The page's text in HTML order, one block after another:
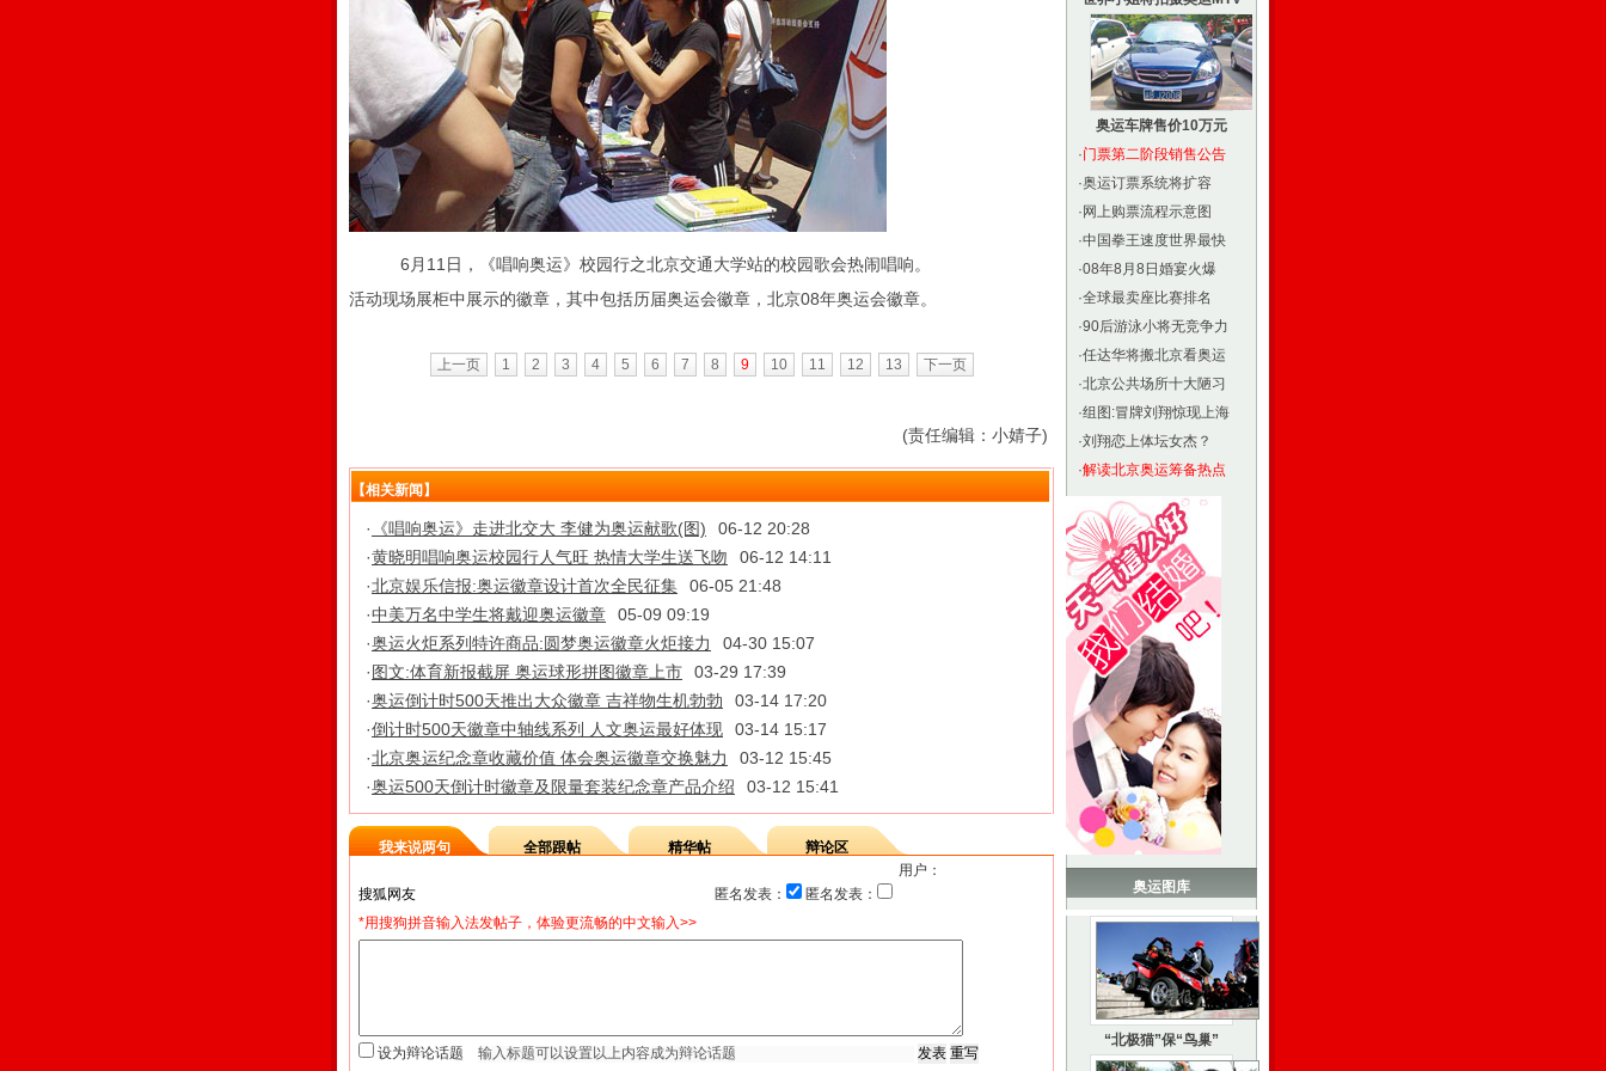
6月11日，《唱响奥运》校园行之北京交通大学站的校园歌会热闹唱响。
活动现场展柜中展示的徽章，其中包括历届奥运会徽章，北京08年奥运会徽章。
上一页 1 2 3 4 5 6 7 8 9 10 11 12 13 下一页
(责任编辑：小婧子)
【相关新闻】
· 《唱响奥运》走进北交大 李健为奥运献歌(图)
06-12 20:28
·黄晓明唱响奥运校园行人气旺 热情大学生送飞吻
06-12 14:11
·北京娱乐信报:奥运徽章设计首次全民征集
06-05 21:48
·中美万名中学生将戴迎奥运徽章
05-09 09:19
·奥运火炬系列特许商品:圆梦奥运徽章火炬接力
04-30 15:07
· 图文:体育新报截屏 奥运球形拼图徽章上市
03-29 17:39
·奥运倒计时500天推出大众徽章 吉祥物生机勃勃
03-14 17:20
·倒计时500天徽章中轴线系列 人文奥运最好体现
03-14 15:17
·北京奥运纪念章收藏价值 体会奥运徽章交换魅力
03-12 15:45
·奥运500天倒计时徽章及限量套装纪念章产品介绍 03-12 15:41
我来说两句 全部跟帖 精华帖
辩论区
用户：
匿名发表：
匿名发表：
*用搜狗拼音输入法发帖子，体验更流畅的中文输入>>
设为辩论话题
奥运车牌售价10万元
·门票第二阶段销售公告
·奥运订票系统将扩容
· 网上购票流程示意图
·中国拳王速度世界最快
·08年8月8日婚宴火爆
·全球最卖座比赛排名
·90后游泳小将无竞争力
·任达华将搬北京看奥运
·北京公共场所十大陋习
·组图:冒牌刘翔惊现上海
·刘翔恋上体坛女杰？
·解读北京奥运筹备热点
奥运图库
“北极猫”保“鸟巢”